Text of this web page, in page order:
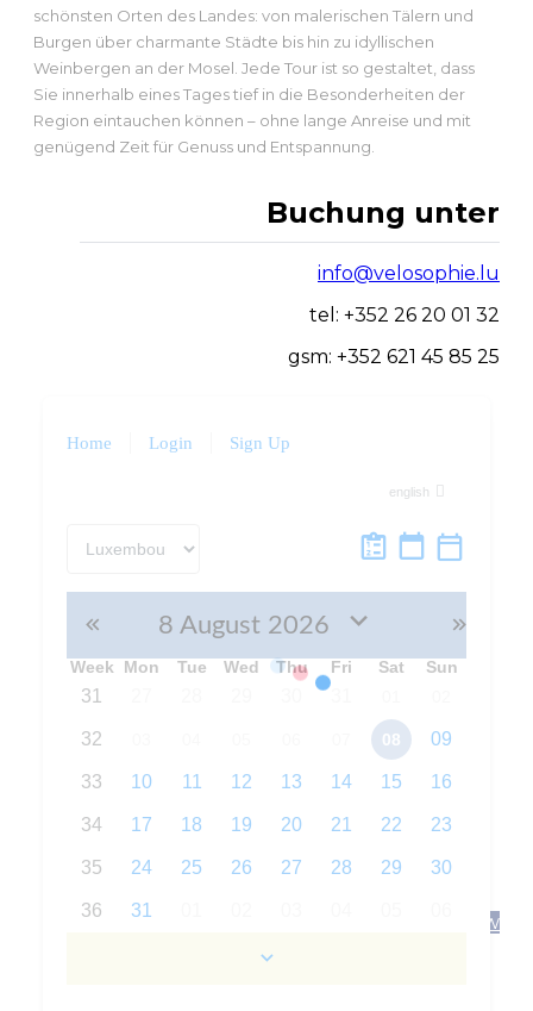
schönsten Orten des Landes: von malerischen Tälern und
Burgen über charmante Städte bis hin zu idyllischen
Weinbergen an der Mosel. Jede Tour ist so gestaltet, dass
Sie innerhalb eines Tages tief in die Besonderheiten der
Region eintauchen können – ohne lange Anreise und mit
genügend Zeit für Genuss und Entspannung.
Buchung unter
info@velosophie.lu
tel: +352 26 20 01 32
gsm: +352 621 45 85 25
Book now